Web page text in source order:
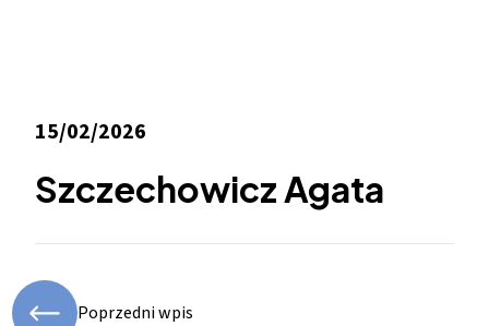
15/02/2026
Szczechowicz Agata
Poprzedni wpis